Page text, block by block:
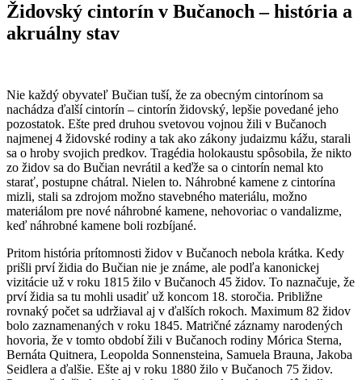
Židovský cintorín v Bučanoch – história a
akruálny stav
Nie každý obyvateľ Bučian tuší, že za obecným cintorínom sa
nachádza ďalší cintorín – cintorín židovský, lepšie povedané jeho
pozostatok. Ešte pred druhou svetovou vojnou žili v Bučanoch
najmenej 4 židovské rodiny a tak ako zákony judaizmu kážu, starali
sa o hroby svojich predkov. Tragédia holokaustu spôsobila, že nikto
zo židov sa do Bučian nevrátil a keďže sa o cintorín nemal kto
starať, postupne chátral. Nielen to. Náhrobné kamene z cintorína
mizli, stali sa zdrojom možno stavebného materiálu, možno
materiálom pre nové náhrobné kamene, nehovoriac o vandalizme,
keď náhrobné kamene boli rozbíjané.
Pritom história prítomnosti židov v Bučanoch nebola krátka. Kedy
prišli prví židia do Bučian nie je známe, ale podľa kanonickej
vizitácie už v roku 1815 žilo v Bučanoch 45 židov. To naznačuje, že
prví židia sa tu mohli usadiť už koncom 18. storočia. Približne
rovnaký počet sa udržiaval aj v ďalších rokoch. Maximum 82 židov
bolo zaznamenaných v roku 1845. Matričné záznamy narodených
hovoria, že v tomto období žili v Bučanoch rodiny Mórica Sterna,
Bernáta Quitnera, Leopolda Sonnensteina, Samuela Brauna, Jakoba
Seidlera a ďalšie. Ešte aj v roku 1880 žilo v Bučanoch 75 židov.